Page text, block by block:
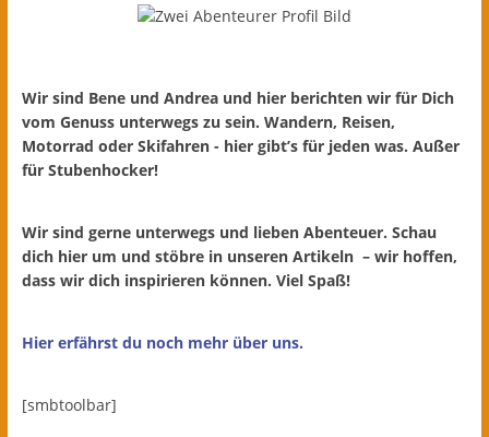
Wir sind Bene und Andrea und hier berichten wir für Dich
vom Genuss unterwegs zu sein. Wandern, Reisen,
Motorrad oder Skifahren - hier gibt’s für jeden was. Außer
für Stubenhocker!
Wir sind gerne unterwegs und lieben Abenteuer. Schau
dich hier um und stöbre in unseren Artikeln – wir hoffen,
dass wir dich inspirieren können. Viel Spaß!
Hier erfährst du noch mehr über uns.
[smbtoolbar]